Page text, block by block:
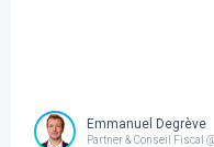
Emmanuel Degrève
Partner & Conseil Fiscal